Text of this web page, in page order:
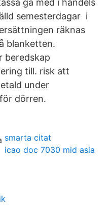
gå med i handels
semesterdagar i
räknas
blanketten.
beredskap
till. risk att
under
dörren.
smarta citat
icao doc 7030 mid asia